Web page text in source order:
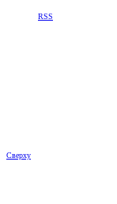
RSS
Сверху